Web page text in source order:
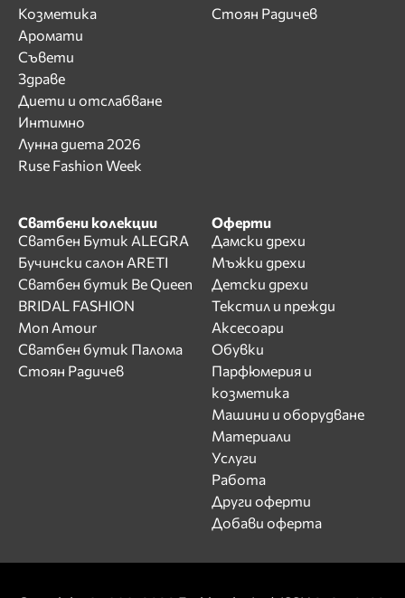
Козметика
Аромати
Съвети
Здраве
Диети и отслабване
Интимно
Лунна диета 2026
Ruse Fashion Week
Стоян Радичев
Сватбени колекции
Сватбен Бутик ALEGRA
Бучински салон ARETI
Сватбен бутик Be Queen
BRIDAL FASHION
Mon Amour
Сватбен бутик Палома
Стоян Радичев
Оферти
Дамски дрехи
Мъжки дрехи
Детски дрехи
Текстил и прежди
Аксесоари
Обувки
Парфюмерия и
козметика
Машини и оборудване
Материали
Услуги
Работа
Други оферти
Добави оферта